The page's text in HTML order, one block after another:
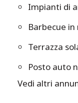
Impianti di
Barbecue
Terrazza
Posto auto
Vedi altri